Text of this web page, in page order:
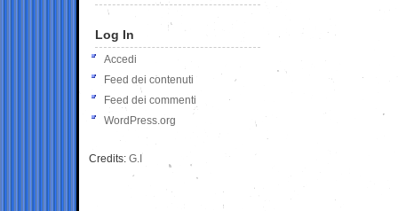
Log In
Accedi
Feed dei contenuti
Feed dei commenti
WordPress.org
Credits: G.I